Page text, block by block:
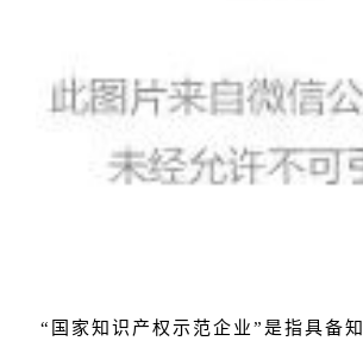
“国家知识产权示范企业”是指具备